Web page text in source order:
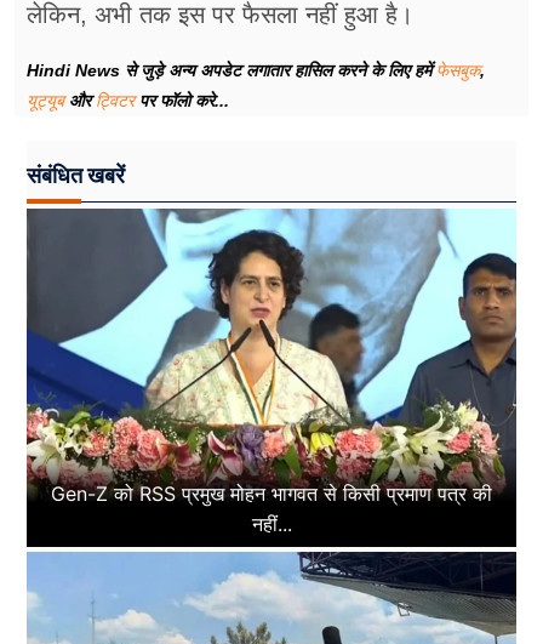
लेकिन, अभी तक इस पर फैसला नहीं हुआ है।
Hindi News से जुड़े अन्य अपडेट लगातार हासिल करने के लिए हमेंफेसबुक,
यूट्यूबऔरट्विटरपर फॉलो करे...
संबंधित खबरें
Gen-Z को RSS प्रमुख मोहन भागवत से किसी प्रमाण पत्र की
नहीं...